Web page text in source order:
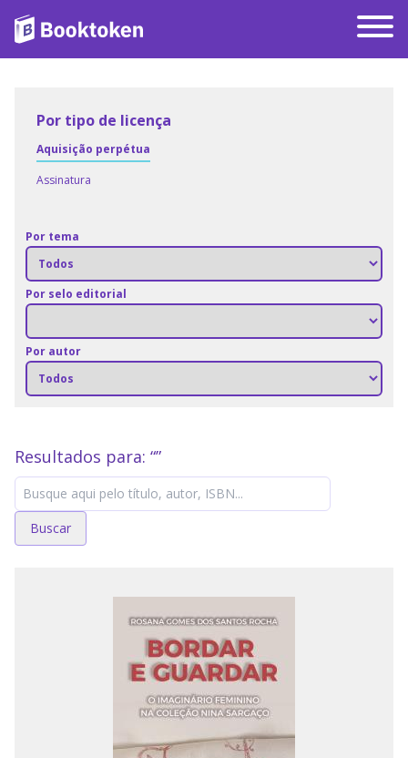
Por tipo de licença
Aquisição perpétua
Assinatura
Por tema
Por selo editorial
Por autor
Resultados para: “”
Buscar